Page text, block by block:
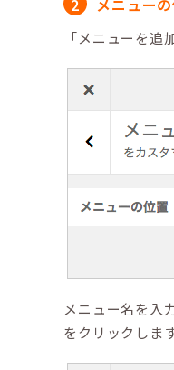
メニュー
「メニューを追
メニュー名を入
をクリックします